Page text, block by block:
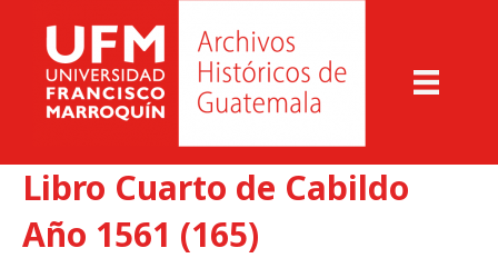
Libro Cuarto de Cabildo
Año 1561 (165)